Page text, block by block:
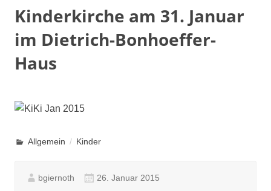
Kinderkirche am 31. Januar
im Dietrich-Bonhoeffer-
Haus
Allgemein Kinder
bgiernoth 26. Januar 2015